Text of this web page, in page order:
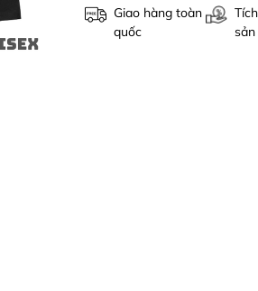
Giao hàng toàn
quốc